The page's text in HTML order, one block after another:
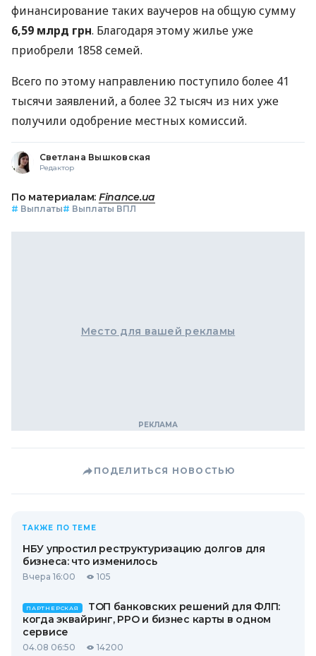
финансирование таких ваучеров на общую сумму
6,59 млрд грн. Благодаря этому жилье уже
приобрели 1858 семей.
Всего по этому направлению поступило более 41
тысячи заявлений, а более 32 тысяч из них уже
получили одобрение местных комиссий.
Светлана Вышковская
Редактор
По материалам: Finance.ua
# Выплаты# Выплаты ВПЛ
Место для вашей рекламы
ПОДЕЛИТЬСЯ НОВОСТЬЮ
ТАКЖЕ ПО ТЕМЕ
НБУ упростил реструктуризацию долгов для
бизнеса: что изменилось
Вчера 16:00 105
ПАРТНЕРСКАЯ
ТОП банковских решений для ФЛП:
когда эквайринг, РРО и бизнес карты в одном
сервисе
04.08 06:50 14200